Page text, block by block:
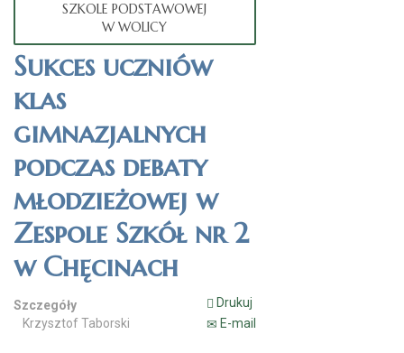
SZKOLE PODSTAWOWEJ
W WOLICY
Sukces uczniów
klas
gimnazjalnych
podczas debaty
młodzieżowej w
Zespole Szkół nr 2
w Chęcinach
Drukuj
E-mail
Szczegóły
Krzysztof Taborski